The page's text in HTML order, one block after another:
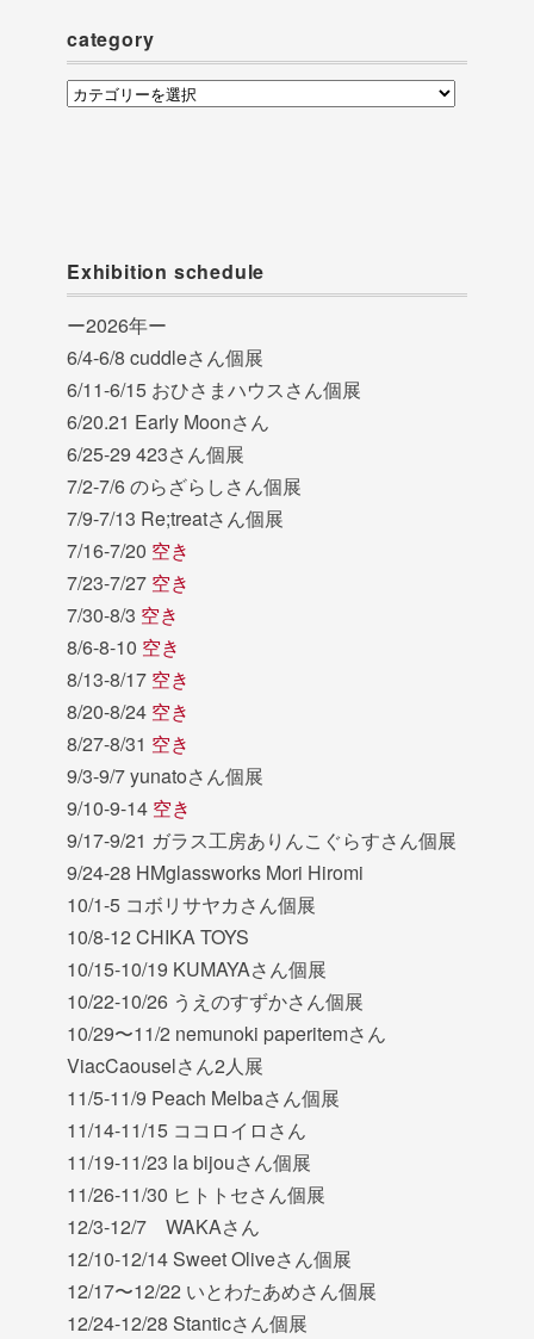
category
category
Exhibition schedule
ー2026年ー
6/4-6/8 cuddleさん個展
6/11-6/15 おひさまハウスさん個展
6/20.21 Early Moonさん
6/25-29 423さん個展
7/2-7/6 のらざらしさん個展
7/9-7/13 Re;treatさん個展
7/16-7/20 空き
7/23-7/27 空き
7/30-8/3 空き
8/6-8-10 空き
8/13-8/17 空き
8/20-8/24 空き
8/27-8/31 空き
9/3-9/7 yunatoさん個展
9/10-9-14 空き
9/17-9/21 ガラス工房ありんこぐらすさん個展
9/24-28 HMglassworks Mori Hiromi
10/1-5 コボリサヤカさん個展
10/8-12 CHIKA TOYS
10/15-10/19 KUMAYAさん個展
10/22-10/26 うえのすずかさん個展
10/29〜11/2 nemunoki paperitemさん
ViacCaouselさん2人展
11/5-11/9 Peach Melbaさん個展
11/14-11/15 ココロイロさん
11/19-11/23 la bijouさん個展
11/26-11/30 ヒトトセさん個展
12/3-12/7 WAKAさん
12/10-12/14 Sweet Oliveさん個展
12/17〜12/22 いとわたあめさん個展
12/24-12/28 Stanticさん個展